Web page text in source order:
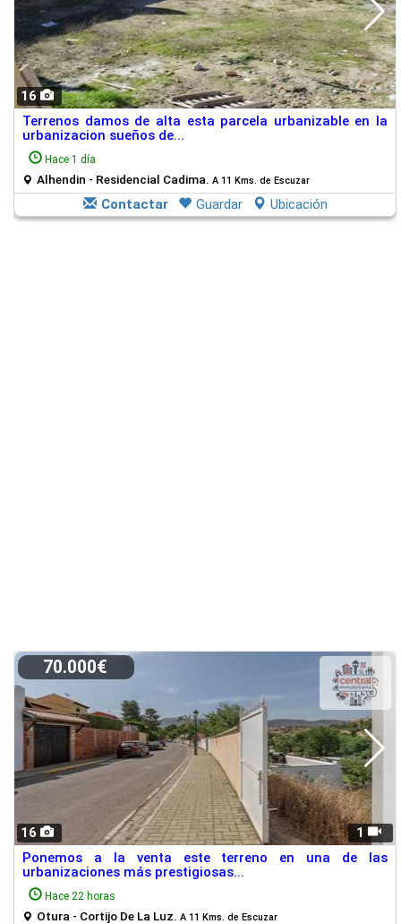
16
Terrenos damos de alta esta parcela urbanizable en la
urbanizacion sueños de...
Hace 1 día
Alhendin - Residencial Cadima. A 11 Kms. de Escuzar
Contactar Guardar Ubicación
16 1
70.000€
Ponemos a la venta este terreno en una de las
urbanizaciones más prestigiosas...
Hace 22 horas
Otura - Cortijo De La Luz. A 11 Kms. de Escuzar